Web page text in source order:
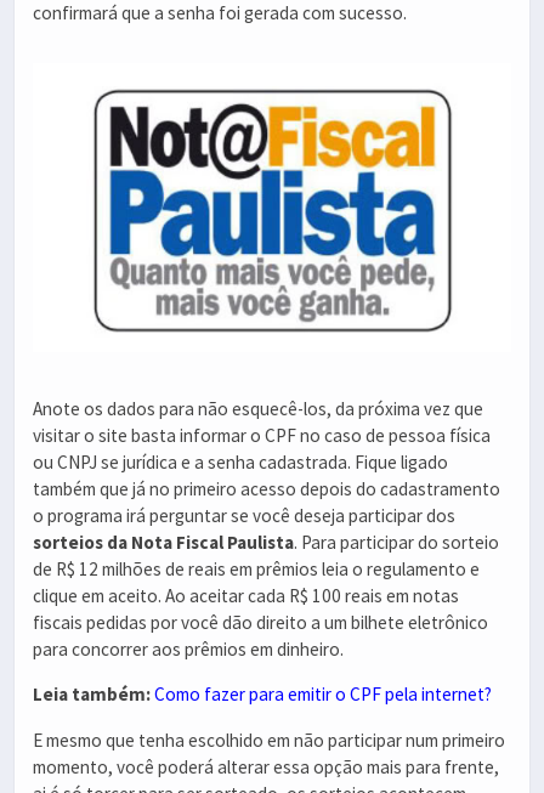
confirmará que a senha foi gerada com sucesso.
Anote os dados para não esquecê-los, da próxima vez que
visitar o site basta informar o CPF no caso de pessoa física
ou CNPJ se jurídica e a senha cadastrada. Fique ligado
também que já no primeiro acesso depois do cadastramento
o programa irá perguntar se você deseja participar dos
sorteios da Nota Fiscal Paulista. Para participar do sorteio
de R$ 12 milhões de reais em prêmios leia o regulamento e
clique em aceito. Ao aceitar cada R$ 100 reais em notas
fiscais pedidas por você dão direito a um bilhete eletrônico
para concorrer aos prêmios em dinheiro.
Leia também:Como fazer para emitir o CPF pela internet?
E mesmo que tenha escolhido em não participar num primeiro
momento, você poderá alterar essa opção mais para frente,